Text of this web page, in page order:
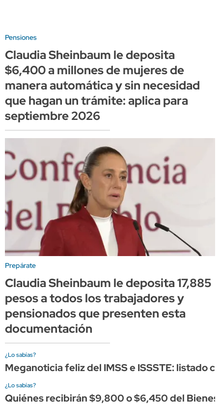
Pensiones
Claudia Sheinbaum le deposita
$6,400 a millones de mujeres de
manera automática y sin necesidad
que hagan un trámite: aplica para
septiembre 2026
Prepárate
Claudia Sheinbaum le deposita 17,885
pesos a todos los trabajadores y
pensionados que presenten esta
documentación
¿Lo sabías?
Meganoticia feliz del IMSS e ISSSTE: listado
¿Lo sabías?
Quiénes recibirán $9,800 o $6,450 del